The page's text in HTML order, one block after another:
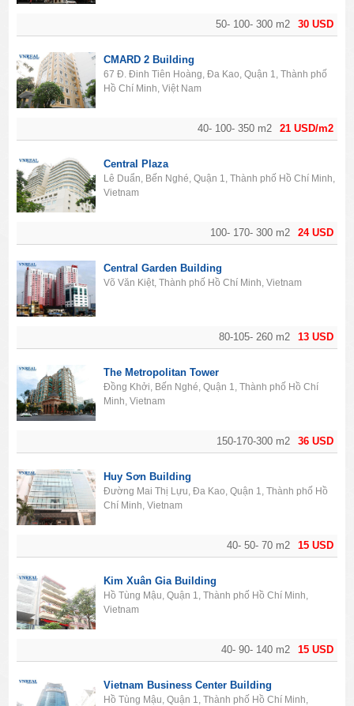
30 USD
50- 100- 300 m2
21 USD/m2
40- 100- 350 m2
​CMARD 2 Building
67 Đ. Đinh Tiên Hoàng, Đa Kao, Quận 1, Thành phố
Hồ Chí Minh, Việt Nam
24 USD
100- 170- 300 m2
Central Plaza
Lê Duẩn, Bến Nghé, Quận 1, Thành phố Hồ Chí Minh,
Vietnam
13 USD
80-105- 260 m2
Central Garden Building
Võ Văn Kiệt, Thành phố Hồ Chí Minh, Vietnam
36 USD
150-170-300 m2
The Metropolitan Tower
Đồng Khởi, Bến Nghé, Quận 1, Thành phố Hồ Chí
Minh, Vietnam
15 USD
40- 50- 70 m2
Huy Sơn Building
Đường Mai Thị Lựu, Đa Kao, Quận 1, Thành phố Hồ
Chí Minh, Vietnam
15 USD
40- 90- 140 m2
Kim Xuân Gia Building
Hồ Tùng Mậu, Quận 1, Thành phố Hồ Chí Minh,
Vietnam
Vietnam Business Center Building
Hồ Tùng Mậu, Quận 1, Thành phố Hồ Chí Minh,